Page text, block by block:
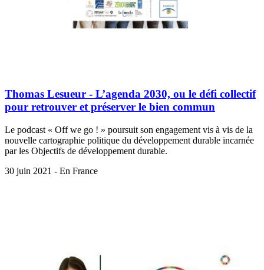
Thomas Lesueur - L’agenda 2030, ou le défi collectif
pour retrouver et préserver le bien commun
Le podcast « Off we go ! » poursuit son engagement vis à vis de la
nouvelle cartographie politique du développement durable incarnée
par les Objectifs de développement durable.
30 juin 2021 - En France